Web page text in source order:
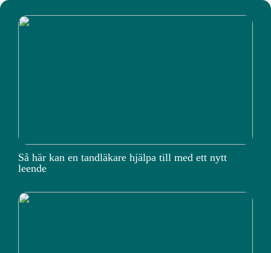
Så här kan en tandläkare hjälpa till med ett nytt
leende